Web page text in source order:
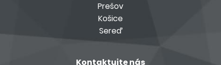
Prešov
Košice
Sereď
Kontaktujte nás